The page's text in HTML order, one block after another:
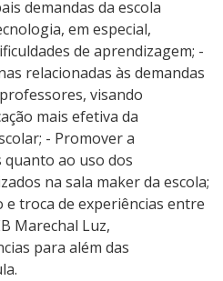
demandas da escola
em especial,
de aprendizagem; -
relacionadas às demandas
visando
mais efetiva da
- Promover a
quanto ao uso dos
na sala maker da escola;
troca de experiências entre
Marechal Luz,
para além das